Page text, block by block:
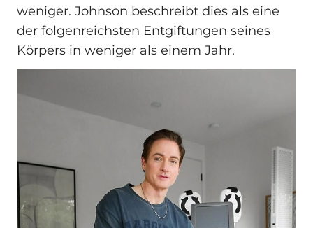
weniger. Johnson beschreibt dies als eine
der folgenreichsten Entgiftungen seines
Körpers in weniger als einem Jahr.